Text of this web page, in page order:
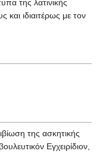
της λατινικής
ιδιαιτέρως με τον
της ασκητικής
Εγχειρίδιον,